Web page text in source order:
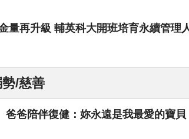
量再升級 輔英科大開班培育永續管理
/慈善
爸陪伴復健：妳永遠是我最愛的寶貝